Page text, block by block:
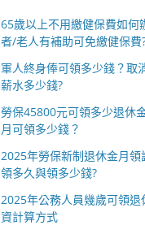
65歲以上不用繳健保費如何
者/老人有補助可免繳健保費
軍人終身俸可領多少錢？取
薪水多少錢?
勞保45800元可領多少退休
月可領多少錢？
2025年勞保新制退休金月
領多久與領多少錢?
2025年公務人員幾歲可領
資計算方式